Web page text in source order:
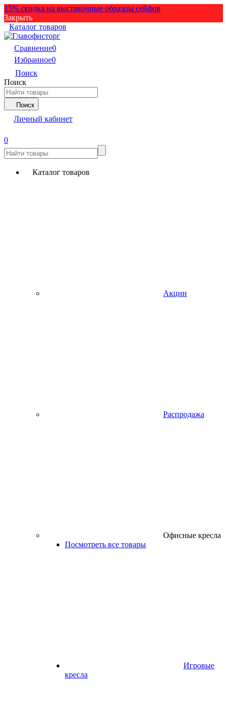
15% скидка на выставочные образцы сейфов
Закрыть
Каталог товаров
Сравнение0
Избранное0
Поиск
Поиск
Поиск
Личный кабинет
0
Каталог товаров
Акции
Распродажа
Офисные кресла
Посмотреть все товары
Игровые
кресла